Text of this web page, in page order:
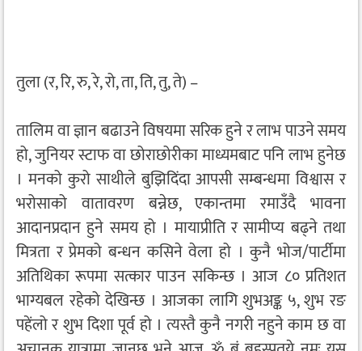
तुला (र, रि, रु, रे, रो, ता, ति, तु, ते) –
तालिम वा ज्ञान बढाउने विषयमा सरिक हुने र लाभ पाउने समय
हो, जुनियर स्टाफ वा छोराछोरीका माध्यमबाट पनि लाभ हुनेछ
। मनको कुरो साथीले बुझिदिंदा आपसी सम्बन्धमा विश्वास र
भरोसाको वातावरण बन्नेछ, एकान्तमा रमाउँदै भावना
आदानप्रदान हुने समय हो । मायाप्रीति र सामीप्य बढ्ने तथा
मित्रता र प्रेमको बन्धन कसिने वेला हो । कुनै भोज/पार्टीमा
अतिथिका रूपमा सत्कार पाउन सकिन्छ । आज ८० प्रतिशत
भाग्यबल रहेको देखिन्छ । आजका लागि शुभअङ्क ५, शुभ रङ
पहेंलो र शुभ दिशा पूर्व हो । त्यस्तै कुनै नगरी नहुने काम छ वा